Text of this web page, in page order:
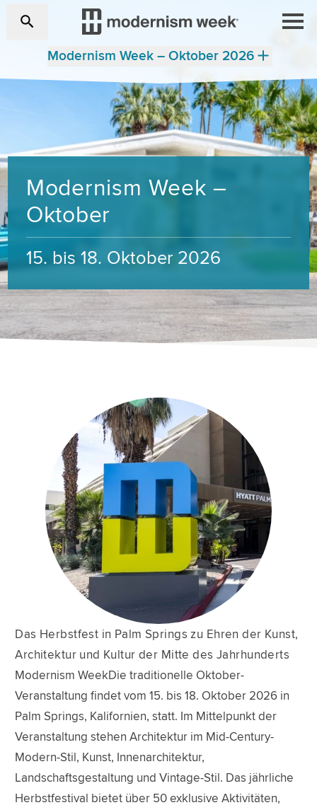
Modernism Week – Oktober 2026
Modernism Week –
Oktober
15. bis 18. Oktober 2026
Das Herbstfest in Palm Springs zu Ehren der Kunst,
Architektur und Kultur der Mitte des Jahrhunderts
Modernism WeekDie traditionelle Oktober-
Veranstaltung findet vom 15. bis 18. Oktober 2026 in
Palm Springs, Kalifornien, statt. Im Mittelpunkt der
Veranstaltung stehen Architektur im Mid-Century-
Modern-Stil, Kunst, Innenarchitektur,
Landschaftsgestaltung und Vintage-Stil. Das jährliche
Herbstfestival bietet über 50 exklusive Aktivitäten,